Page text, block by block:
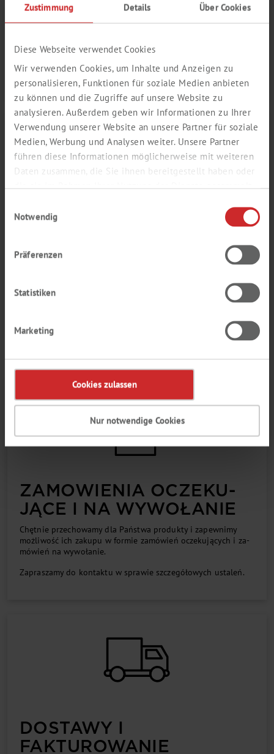
Zustimmung Details Über Cookies
Diese Webseite verwendet Cookies
Wir verwenden Cookies, um Inhalte und Anzeigen zu
personalisieren, Funktionen für soziale Medien anbieten
zu können und die Zugriffe auf unsere Website zu
analysieren. Außerdem geben wir Informationen zu Ihrer
Verwendung unserer Website an unsere Partner für soziale
Medien, Werbung und Analysen weiter. Unsere Partner
führen diese Informationen möglicherweise mit weiteren
Daten zusammen, die Sie ihnen bereitgestellt haben oder
Notwendig
Präferenzen
Statistiken
Marketing
Cookies zulassen
Nur notwendige Cookies
PRO­DUK­TÓW NA ZA­MÓ­
WIE­NIE
Chęt­nie wpro­wa­dzi­my do na­sze­go asor­ty­men­tu po­je­dyn­cze
nym za­po­trze­bo­wa­niem.
RE­ZER­WA­CJE CA­ŁY­CH
Na ży­cze­nie otrzy­ma­ją Pań­stwo od nas tę sa­mą par­tię za­mó­
oszczę­dza­my kło­po­tów zwią­za­ny­ch z we­ry­fi­ka­cją przy­cho­dzą­
cy­ch par­tii przy każ­dym no­wym
ZA­MO­WIE­NIA OCZE­KU­
JĄ­CE I NA WY­WO­ŁA­NIE
Chęt­nie prze­cho­wa­my dla Pań­stwa pro­duk­ty i za­pew­ni­my
moż­li­wo­ść ich za­ku­pu w for­mie za­mó­wień ocze­ku­ją­cy­ch i za­
mó­wień na wy­wo­ła­nie.
Za­pra­sza­my do kon­tak­tu w spra­wie szcze­gó­ło­wy­ch usta­leń.
DO­STA­WY I
FAK­TU­RO­WA­NIE